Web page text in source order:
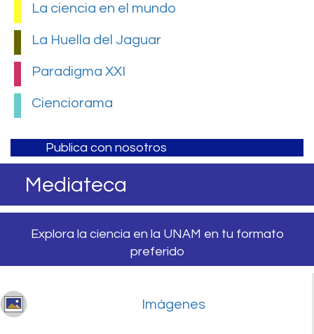
La ciencia en el mundo
La Huella del Jaguar
Paradigma XXI
Cienciorama
Publica con nosotros
Mediateca
Explora la ciencia en la UNAM en tu formato
preferido
Imágenes